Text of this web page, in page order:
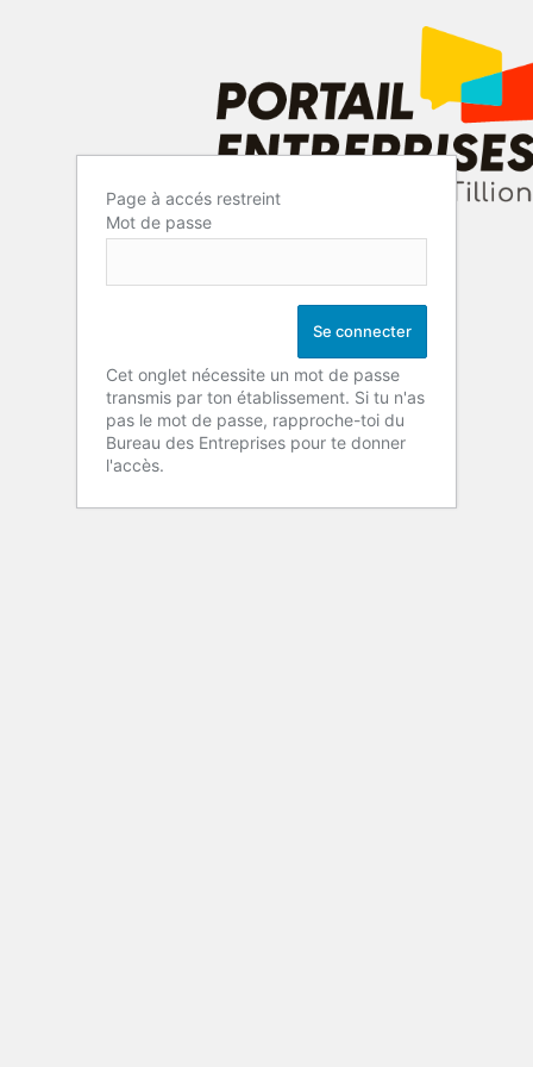
Page à accés restreint
Mot de passe
Cet onglet nécessite un mot de passe
transmis par ton établissement. Si tu n'as
pas le mot de passe, rapproche-toi du
Bureau des Entreprises pour te donner
l'accès.